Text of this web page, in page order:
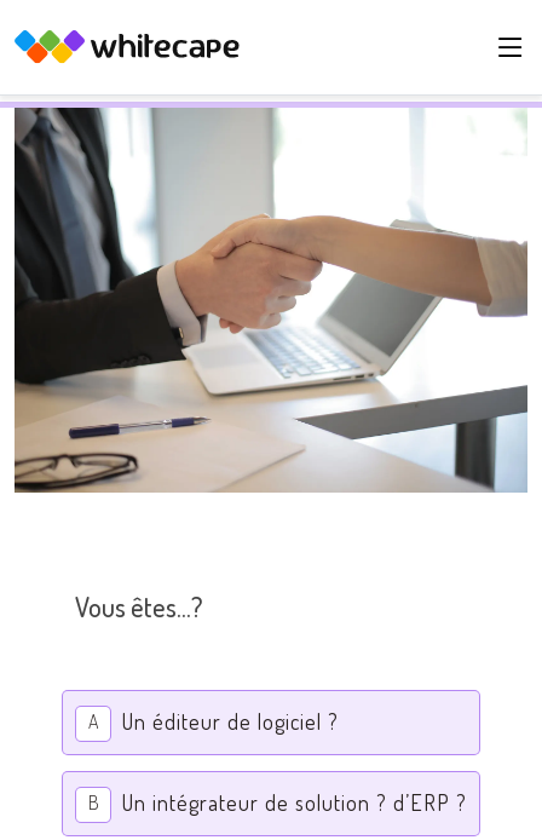
Vous êtes...?
A Un éditeur de logiciel ?
B Un intégrateur de solution ? d’ERP ?